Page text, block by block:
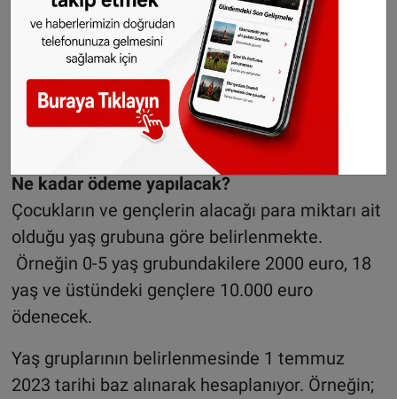
Koruyucu aile yanında yaşayan veya
yaşamış olan çocuklar
Öksüz veya yetim kalmış çocuklar
Vatandaşlık hizmet numarası (BSN)
olmayan çocuklar
Ne kadar ödeme yapılacak?
Çocukların ve gençlerin alacağı para miktarı ait
olduğu yaş grubuna göre belirlenmekte.
Örneğin 0-5 yaş grubundakilere 2000 euro, 18
yaş ve üstündeki gençlere 10.000 euro
ödenecek.
Yaş gruplarının belirlenmesinde 1 temmuz
2023 tarihi baz alınarak hesaplanıyor. Örneğin;